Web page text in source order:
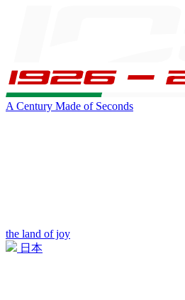
A Century Made of Seconds
the land of joy
日本